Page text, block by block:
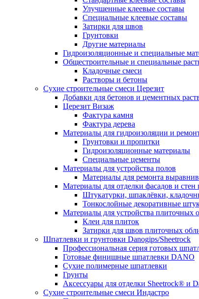
Улучшенные клеевые составы
Специальные клеевые составы
Затирки для швов
Грунтовки
Другие материалы
Гидроизоляционные и специальные
Общестроительные и специальные
Кладочные смеси
Растворы и бетоны
Сухие строительные смеси Церезит
Добавки для бетонов и цементных
Церезит Визаж
Фактура камня
Фактура дерева
Материалы для гидроизоляции и
Грунтовки и пропитки
Гидроизоляционные материалы
Специальные цементы
Материалы для устройства полов
Материалы для ремонта
Материалы для отделки фасадов и
Штукатурки, шпаклёвки,
Тонкослойные декоративные
Материалы для устройства плиточных
Клеи для плиток
Затирки для швов плиточных
Шпатлевки и грунтовки Danogips/Sheetrock
Профессиональная серия готовых
Готовые финишные шпатлевки DANO
Сухие полимерные шпатлевки
Грунты
Аксессуары для отделки Sheetrock® и
Сухие строительные смеси Индастро